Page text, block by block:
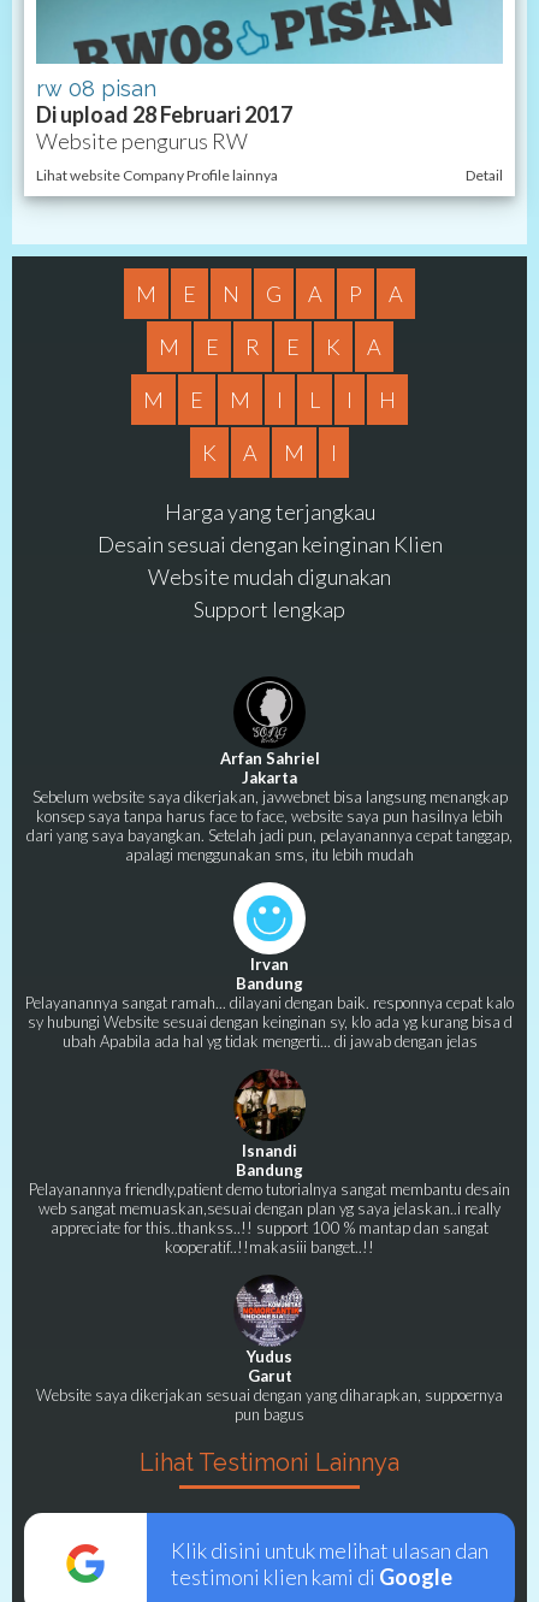
rw 08 pisan
Di upload 28 Februari 2017
Website pengurus RW
Lihat website Company Profile lainnya Detail
M E N G A P
A
M
E R E K
A
M
E M I L I
H
K
A M I
Harga yang terjangkau
Desain sesuai dengan keinginan Klien
Website mudah digunakan
Support lengkap
Arfan Sahriel
Jakarta
Sebelum website saya dikerjakan, javwebnet bisa langsung menangkap
konsep saya tanpa harus face to face, website saya pun hasilnya lebih
dari yang saya bayangkan. Setelah jadi pun, pelayanannya cepat tanggap,
apalagi menggunakan sms, itu lebih mudah
Irvan
Bandung
Pelayanannya sangat ramah... dilayani dengan baik. responnya cepat kalo
sy hubungi Website sesuai dengan keinginan sy, klo ada yg kurang bisa d
ubah Apabila ada hal yg tidak mengerti... di jawab dengan jelas
Isnandi
Bandung
Pelayanannya friendly,patient demo tutorialnya sangat membantu desain
web sangat memuaskan,sesuai dengan plan yg saya jelaskan..i really
appreciate for this..thankss..!! support 100 % mantap dan sangat
kooperatif..!!makasiii banget..!!
Yudus
Garut
Website saya dikerjakan sesuai dengan yang diharapkan, suppoernya
pun bagus
Lihat Testimoni Lainnya
Klik disini untuk melihat ulasan dan
testimoni klien kami di Google